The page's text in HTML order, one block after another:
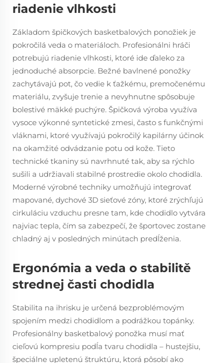
riadenie vlhkosti
Základom špičkových basketbalových ponožiek je
pokročilá veda o materiáloch. Profesionálni hráči
potrebujú riadenie vlhkosti, ktoré ide ďaleko za
jednoduché absorpcie. Bežné bavlnené ponožky
zachytávajú pot, čo vedie k ťažkému, premočenému
materiálu, zvyšuje trenie a nevyhnutne spôsobuje
bolestivé mäkké puchýre. Špičková výroba využíva
vysoce výkonné syntetické zmesi, často s funkčnými
vláknami, ktoré využívajú pokročilý kapilárny účinok
na okamžité odvádzanie potu od kože. Tieto
technické tkaniny sú navrhnuté tak, aby sa rýchlo
sušili a udržiavali stabilné prostredie okolo chodidla.
Moderné výrobné techniky umožňujú integrovať
mapované, dychové 3D sieťové zóny, ktoré zrýchľujú
cirkuláciu vzduchu presne tam, kde chodidlo vytvára
najviac tepla, čím sa zabezpečí, že športovec zostane
chladný aj v posledných minútach predĺženia.
Ergonómia a veda o stabilitě
strednej časti chodidla
Stabilita na ihrisku je určená bezproblémovým
spojením medzi chodidlom a podrážkou topánky.
Profesionálny basketbalový ponožka musí mať
cieľovú kompresiu podĺa tvaru chodidla – hustejšiu,
špeciálne upletenú štruktúru, ktorá pôsobí ako